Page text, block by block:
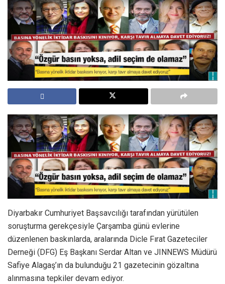
Diyarbakır Cumhuriyet Başsavcılığı tarafından yürütülen
soruşturma gerekçesiyle Çarşamba günü evlerine
düzenlenen baskınlarda, aralarında Dicle Fırat Gazeteciler
Derneği (DFG) Eş Başkanı Serdar Altan ve JINNEWS Müdürü
Safiye Alagaş’ın da bulunduğu 21 gazetecinin gözaltına
alınmasına tepkiler devam ediyor.